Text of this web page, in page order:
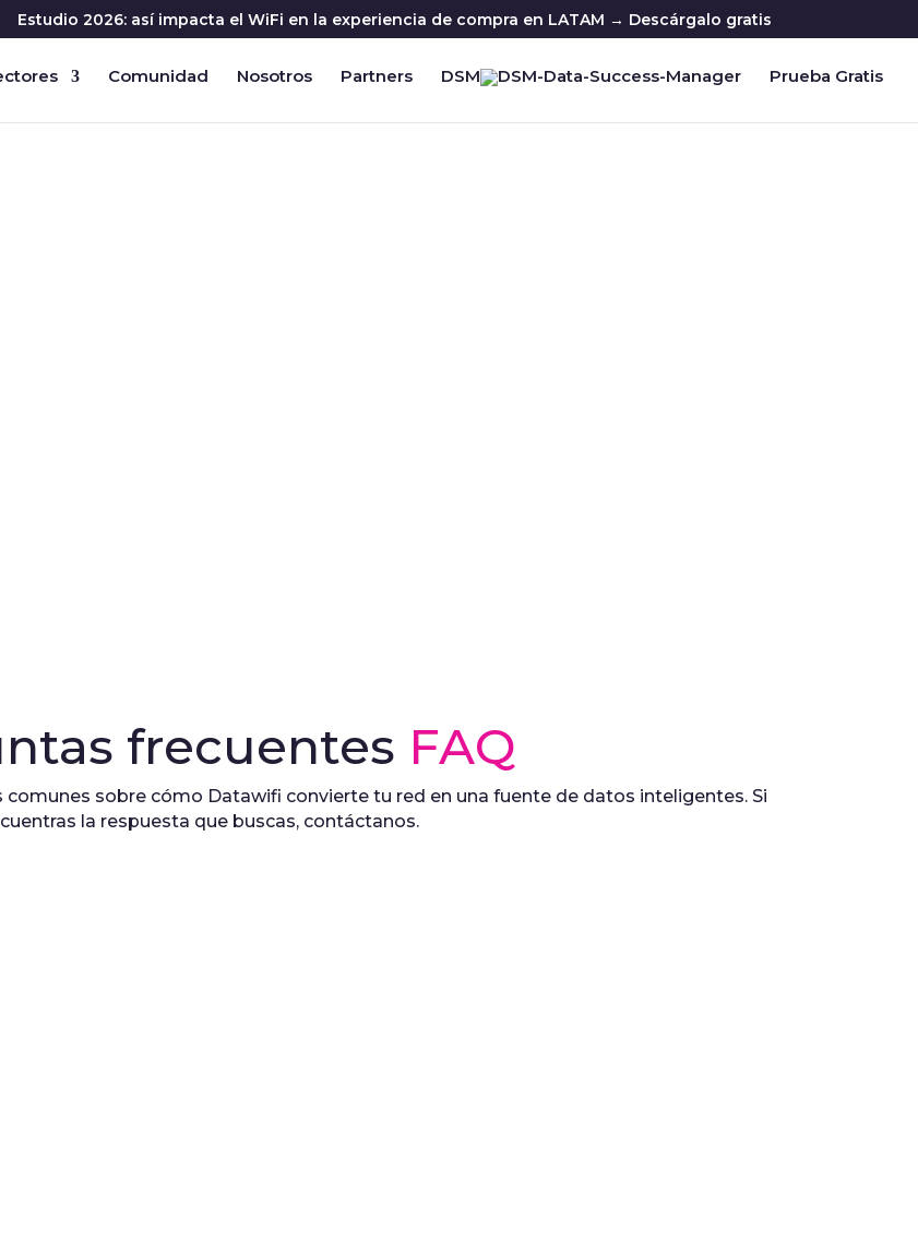
Estudio 2026: así impacta el WiFi en la experiencia de compra en LATAM → Descárgalo gratis
Comunidad Nosotros Partners DSM Prueba Gratis
frecuentes FAQ
sobre cómo Datawifi convierte tu red en una fuente de datos inteligentes. Si
la respuesta que buscas, contáctanos.